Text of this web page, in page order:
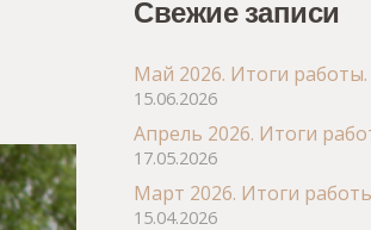
Свежие записи
Май 2026. Итоги работы.
15.06.2026
Апрель 2026. Итоги
17.05.2026
Март 2026. Итоги
15.04.2026